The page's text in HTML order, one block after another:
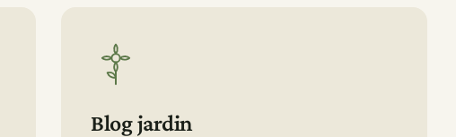
Blog jardin